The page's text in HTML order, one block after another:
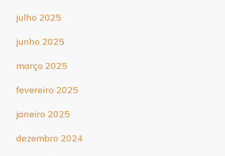
julho 2025
junho 2025
março 2025
fevereiro 2025
janeiro 2025
dezembro 2024